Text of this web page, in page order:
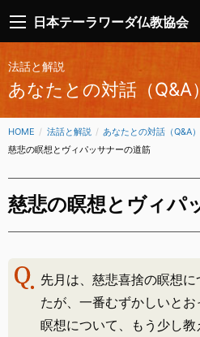
日本テーラワーダ仏教協会
法話と解説
あなたとの対話（Q&A）
HOME 法話と解説
あなたとの対話（Q&A）
CURRENT:
慈悲の瞑想とヴィパッサナーの道筋
慈悲の瞑想とヴィパ
先月は、慈悲喜捨の瞑想
たが、一番むずかしいと
瞑想について、もう少し